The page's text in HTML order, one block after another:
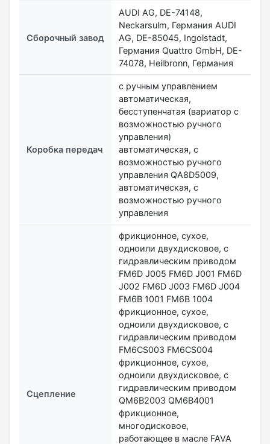
Сборочный завод
AUDI AG, DE-74148,
Neckarsulm, Германия AUDI
AG, DE-85045, Ingolstadt,
Германия Quattro GmbH, DE-
74078, Heilbronn, Германия
Коробка передач
с ручным управлением
автоматическая,
бесступенчатая (вариатор с
возможностью ручного
управления)
автоматическая, с
возможностью ручного
управления QA8D5009,
автоматическая, с
возможностью ручного
управления
Сцепление
фрикционное, сухое,
одноили двухдисковое, с
гидравлическим приводом
FM6D J005 FM6D J001 FM6D
J002 FM6D J003 FM6D J004
FM6B 1001 FM6B 1004
фрикционное, сухое,
одноили двухдисковое, с
гидравлическим приводом
FM6CS003 FM6CS004
фрикционное, сухое,
одноили двухдисковое, с
гидравлическим приводом
QM6B2003 QM6B4001
фрикционное,
многодисковое,
работающее в масле FAVA